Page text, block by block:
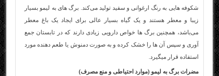
شکوفه هایی به رنگ ارغوانی و سفید تولید می‌کند. برگ های به لیمو بسیار
زیبا و معطر هستند و یک گیاه بسیار عالی برای ایجاد یک باغ معطر
می‌باشد، همچنین برگ ها خواص دارویی زیادی دارند که در تابستان جمع
آوری و سپس آن ها را خشک کرده و به صورت دمنوش یا طعم دهنده مورد
استفاده قرار میگیرد.
مضرات برگ به لیمو (موارد احتیاطی و منع مصرف)